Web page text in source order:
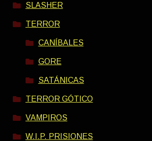
SLASHER
TERROR
CANÍBALES
GORE
SATÁNICAS
TERROR GÓTICO
VAMPIROS
W.I.P. PRISIONES